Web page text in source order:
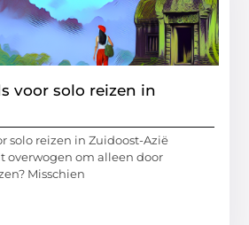
voor solo reizen in
solo reizen in Zuidoost-Azië
overwogen om alleen door
Misschien